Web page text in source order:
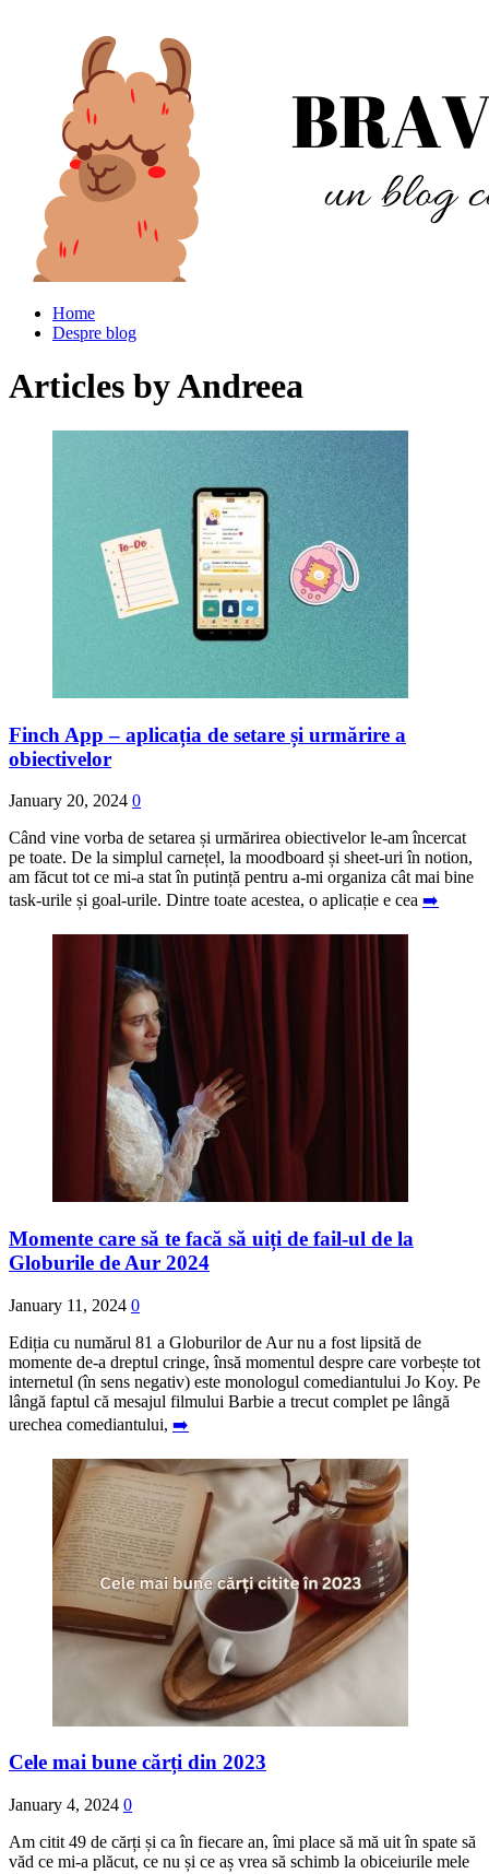
Home
Despre blog
Articles byAndreea
Finch App – aplicația de setare și urmărire a
obiectivelor
January 20, 2024 0
Când vine vorba de setarea și urmărirea obiectivelor le-am încercat
pe toate. De la simplul carnețel, la moodboard și sheet-uri în notion,
am făcut tot ce mi-a stat în putință pentru a-mi organiza cât mai bine
task-urile și goal-urile. Dintre toate acestea, o aplicație e cea ➡️
Momente care să te facă să uiți de fail-ul de la
Globurile de Aur 2024
January 11, 2024 0
Ediția cu numărul 81 a Globurilor de Aur nu a fost lipsită de
momente de-a dreptul cringe, însă momentul despre care vorbește tot
internetul (în sens negativ) este monologul comediantului Jo Koy. Pe
lângă faptul că mesajul filmului Barbie a trecut complet pe lângă
urechea comediantului, ➡️
Cele mai bune cărți din 2023
January 4, 2024 0
Am citit 49 de cărți și ca în fiecare an, îmi place să mă uit în spate să
văd ce mi-a plăcut, ce nu și ce aș vrea să schimb la obiceiurile mele